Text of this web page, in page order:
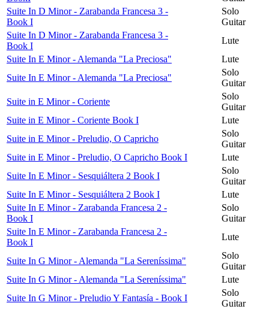
Suite In D Minor - Zarabanda Francesa 3 -
Book I
Solo
Guitar
Suite In D Minor - Zarabanda Francesa 3 -
Book I
Lute
Suite In E Minor - Alemanda "La Preciosa"
Lute
Suite In E Minor - Alemanda "La Preciosa"
Solo
Guitar
Suite in E Minor - Coriente
Solo
Guitar
Suite in E Minor - Coriente Book I
Lute
Suite in E Minor - Preludio, O Capricho
Solo
Guitar
Suite in E Minor - Preludio, O Capricho Book I
Lute
Suite In E Minor - Sesquiáltera 2 Book I
Solo
Guitar
Suite In E Minor - Sesquiáltera 2 Book I
Lute
Suite In E Minor - Zarabanda Francesa 2 -
Book I
Solo
Guitar
Suite In E Minor - Zarabanda Francesa 2 -
Book I
Lute
Suite In G Minor - Alemanda "La Sereníssima"
Solo
Guitar
Suite In G Minor - Alemanda "La Sereníssima"
Lute
Suite In G Minor - Preludio Y Fantasía - Book I
Solo
Guitar